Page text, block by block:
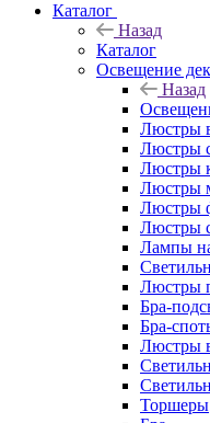
Каталог
Назад
Каталог
Освещение
Назад
Люстры
Люстры
Люстры
Люстры
Люстры
Люстры
Лампы
Люстры
Бра-
Бра-
Люстры
Торшеры